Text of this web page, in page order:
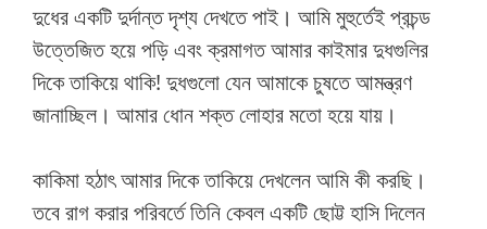
দুধের একটি দুর্দান্ত দৃশ্য দেখতে পাই। আমি মুহুর্তেই প্রচন্ড
উত্তেজিত হয়ে পড়ি এবং ক্রমাগত আমার কাইমার দুধগুলির
দিকে তাকিয়ে থাকি! দুধগুলো যেন আমাকে চুষতে আমন্ত্রণ
জানাচ্ছিল। আমার ধোন শক্ত লোহার মতো হয়ে যায়।
কাকিমা হঠাৎ আমার দিকে তাকিয়ে দেখলেন আমি কী করছি।
তবে রাগ করার পরিবর্তে তিনি কেবল একটি ছোট্ট হাসি দিলেন